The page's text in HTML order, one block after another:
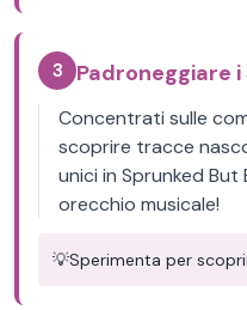
3 Padroneggiare i
Concentrati sulle
scoprire tracce
unici in Sprunked
orecchio musicale!
💡Sperimenta per